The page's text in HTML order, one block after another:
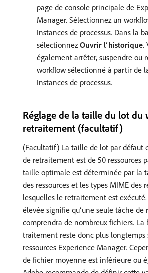
page de console principale de
Manager. Sélectionnez un
Instances de processus. Dans la
sélectionnez Ouvrir l’historique.
également arrêter, suspendre ou
workflow sélectionné à partir de
Instances de processus.
Réglage de la taille du lot
retraitement (facultatif)
(Facultatif) La taille de lot par défaut
de retraitement est de 50 ressources
taille optimale est déterminée par la
des ressources et les types MIME des
lesquelles le retraitement est
élevée signifie qu’une seule tâche
comprendra de nombreux fichiers. La
traitement reste donc plus longtemps
ressources Experience Manager.
de fichier moyenne est inférieure ou